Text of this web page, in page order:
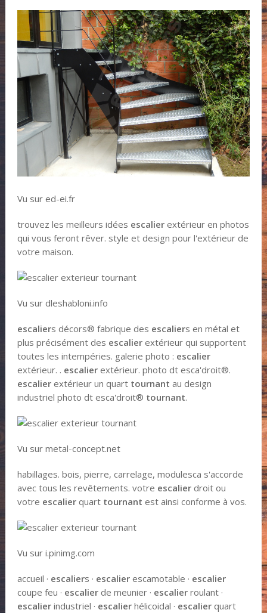
Vu sur ed-ei.fr
trouvez les meilleurs idées escalierextérieur en photos
qui vous feront rêver. style et design pour l'extérieur de
votre maison.
Vu sur dleshabloni.info
escaliers décors® fabrique des escaliers en métal et
plus précisément des escalierextérieur qui supportent
toutes les intempéries. galerie photo : escalier
extérieur. ​. escalierextérieur. photo dt esca'droit®.
escalierextérieur un quart tournant au design
industriel photo dt esca'droit® tournant.
Vu sur metal-concept.net
habillages. bois, pierre, carrelage, modulesca s'accorde
avec tous les revêtements. votre escalierdroit ou
votre escalierquart tournant est ainsi conforme à vos.
Vu sur i.pinimg.com
accueil · escaliers · escalierescamotable · escalier
coupe feu · escalierde meunier · escalierroulant ·
escalierindustriel · escalierhélicoidal · escalierquart